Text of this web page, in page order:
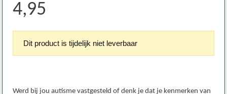
4,95
Dit product is tijdelijk niet leverbaar
Werd bij jou autisme vastgesteld of denk je dat je kenmerken van